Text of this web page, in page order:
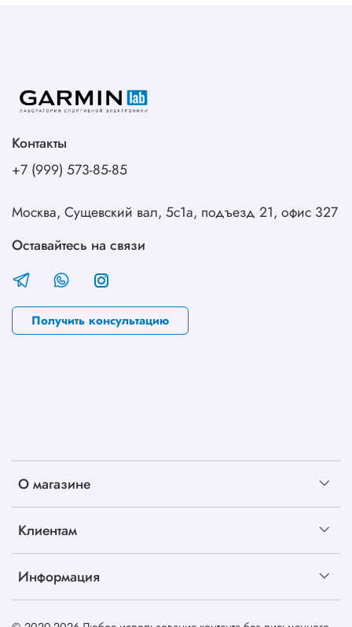
О магазине
Клиентам
Информация
Контакты
+7 (999) 573-85-85
Москва, Сущевский вал, 5с1а, подъезд 21, офис 327
Оставайтесь на связи
Получить консультацию